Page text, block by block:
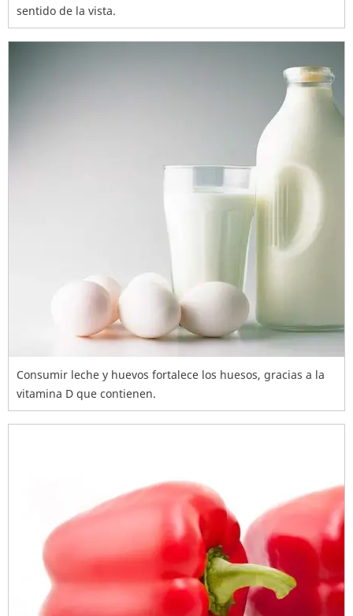
sentido de la vista.
Consumir leche y huevos fortalece los huesos, gracias a la
vitamina D que contienen.